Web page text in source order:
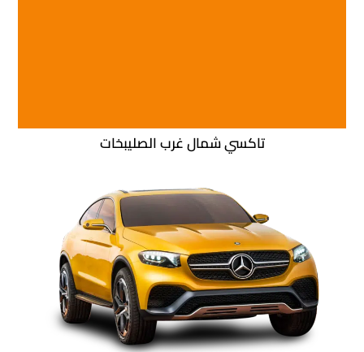
تاكسي شمال غرب الصليبخات